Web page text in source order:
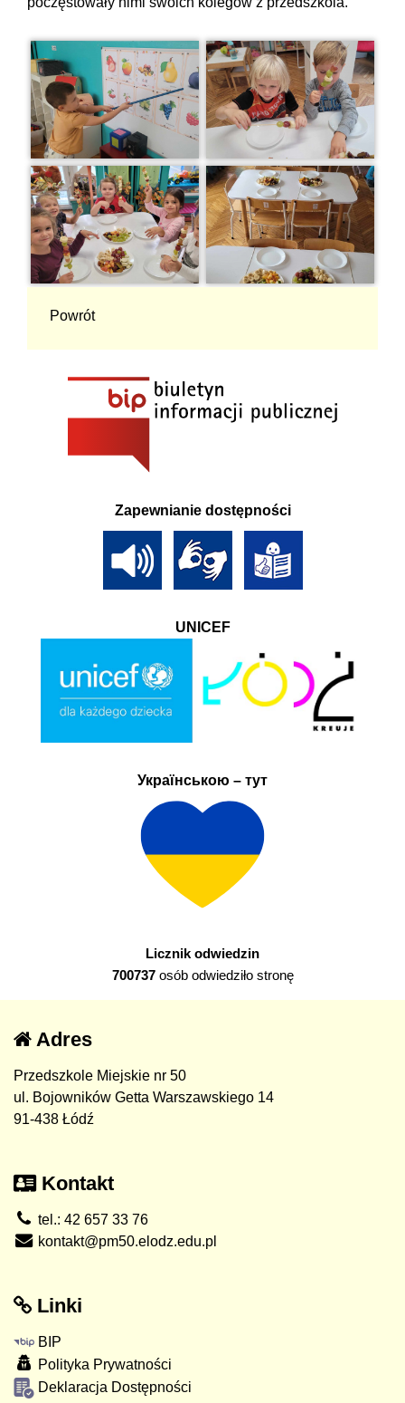
Powrót
Zapewnianie dostępności
UNICEF
Українською – тут
Licznik odwiedzin
700737osób odwiedziło stronę
Adres
Przedszkole Miejskie nr 50
ul. Bojowników Getta Warszawskiego 14
91-438 Łódź
Kontakt
tel.: 42 657 33 76
kontakt@pm50.elodz.edu.pl
Linki
BIP
Polityka Prywatności
Deklaracja Dostępności